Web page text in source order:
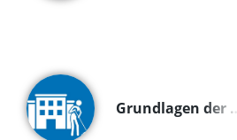
Grundlagen der …